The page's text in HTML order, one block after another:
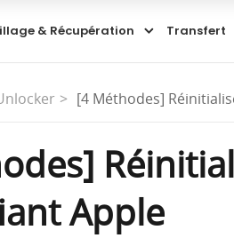
& Récupération Transfert
[4 Méthodes]
Apple